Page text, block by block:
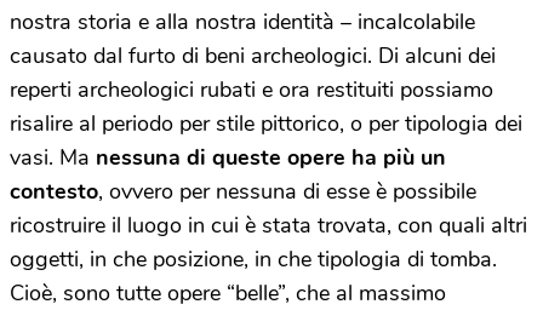
nostra storia e alla nostra identità – incalcolabile
causato dal furto di beni archeologici. Di alcuni dei
reperti archeologici rubati e ora restituiti possiamo
risalire al periodo per stile pittorico, o per tipologia dei
vasi. Ma nessuna di queste opere ha più un
contesto, ovvero per nessuna di esse è possibile
ricostruire il luogo in cui è stata trovata, con quali altri
oggetti, in che posizione, in che tipologia di tomba.
Cioè, sono tutte opere “belle”, che al massimo